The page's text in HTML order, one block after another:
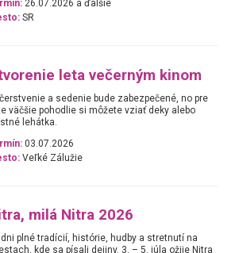
26.07.2026 a ďalšie
SR
leta večerným kinom
a sedenie bude zabezpečené, no pre
väčšie pohodlie si môžete vziať deky alebo
lehátka.
03.07.2026
Veľké Zálužie
milá Nitra 2026
plné tradícií, histórie, hudby a stretnutí na
kde sa písali dejiny. 3. – 5. júla ožije Nitra